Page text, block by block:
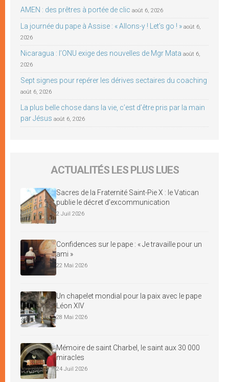
AMEN : des prêtres à portée de clic août 6, 2026
La journée du pape à Assise : « Allons-y ! Let’s go ! » août 6,
2026
Nicaragua : l’ONU exige des nouvelles de Mgr Mata août 6,
2026
Sept signes pour repérer les dérives sectaires du coaching
août 6, 2026
La plus belle chose dans la vie, c’est d’être pris par la main
par Jésus août 6, 2026
ACTUALITÉS LES PLUS LUES
Sacres de la Fraternité Saint-Pie X : le Vatican
publie le décret d’excommunication
2 Juil 2026
Confidences sur le pape : « Je travaille pour un
ami »
22 Mai 2026
Un chapelet mondial pour la paix avec le pape
Léon XIV
28 Mai 2026
Mémoire de saint Charbel, le saint aux 30 000
miracles
24 Juil 2026